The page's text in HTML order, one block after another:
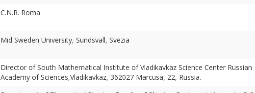
C.N.R. Roma
Mid Sweden University, Sundsvall, Svezia
Director of South Mathematical Institute of Vladikavkaz Science Center Russian
Academy of Sciences,Vladikavkaz, 362027 Marcusa, 22, Russia.